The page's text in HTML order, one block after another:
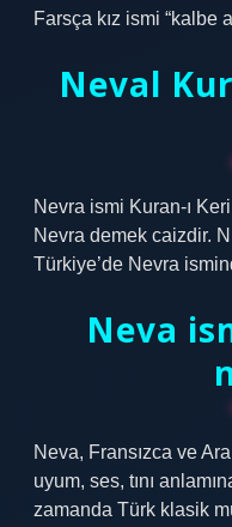
Farsça kız ismi “kalbe
Neval
Nevra ismi Kuran-ı
Nevra demek caizdir.
Türkiye’de Nevra
Neva
Neva, Fransızca ve
uyum, ses, tını
zamanda Türk klasik